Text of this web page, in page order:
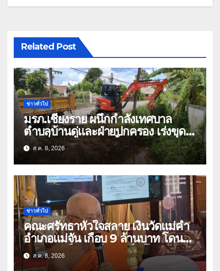
Related Post
ข่าวทั่วไป
มรภ.เชียงราย ผนึกกำลังเทศบาล
ตำบลบ้านดู่และฝ่ายปกครอง เร่งขุด
ลอกสิ่งกีดขวางทางน้ำ ป้องกันและลด
ปัญหาน้ำท่วม
ส.ค. 8, 2026
ข่าวทั่วไป
คณะศรัทธาหัวใจสลาย เงินวัดแม่คำ
อำเภอแม่จัน เกือบ 9 ล้านบาท โดน
แก๊งคอลเซ็นเตอร์หลอกให้โอนข้ามปีก
ว่า 66 บัญชี
ส.ค. 8, 2026